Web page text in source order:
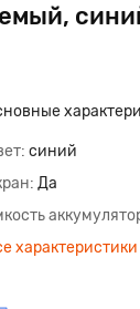
синий
Да
характеристики